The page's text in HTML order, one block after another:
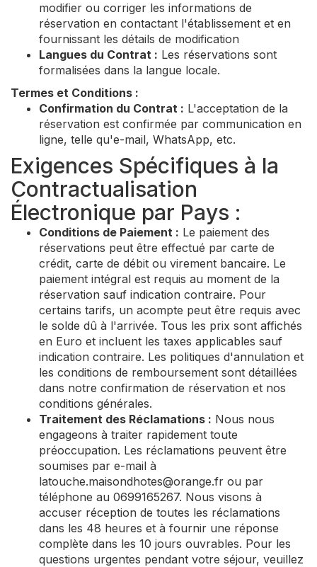
modifier ou corriger les informations de
réservation en contactant l'établissement et en
fournissant les détails de modification
Langues du Contrat : Les réservations sont
formalisées dans la langue locale.
Termes et Conditions :
Confirmation du Contrat : L'acceptation de la
réservation est confirmée par communication en
ligne, telle qu'e-mail, WhatsApp, etc.
Exigences Spécifiques à la
Contractualisation
Électronique par Pays :
Conditions de Paiement : Le paiement des
réservations peut être effectué par carte de
crédit, carte de débit ou virement bancaire. Le
paiement intégral est requis au moment de la
réservation sauf indication contraire. Pour
certains tarifs, un acompte peut être requis avec
le solde dû à l'arrivée. Tous les prix sont affichés
en Euro et incluent les taxes applicables sauf
indication contraire. Les politiques d'annulation et
les conditions de remboursement sont détaillées
dans notre confirmation de réservation et nos
conditions générales.
Traitement des Réclamations : Nous nous
engageons à traiter rapidement toute
préoccupation. Les réclamations peuvent être
soumises par e-mail à
latouche.maisondhotes@orange.fr ou par
téléphone au 0699165267. Nous visons à
accuser réception de toutes les réclamations
dans les 48 heures et à fournir une réponse
complète dans les 10 jours ouvrables. Pour les
questions urgentes pendant votre séjour, veuillez